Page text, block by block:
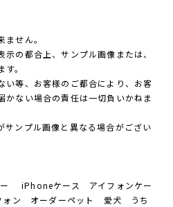
せん。
の都合上、サンプル画像または、
。
等、お客様のご都合により、お客
かない場合の責任は一切負いかねま
ンプル画像と異なる場合がござい
iPhoneケース アイフォンケー
ォン オーダーペット 愛犬 うち